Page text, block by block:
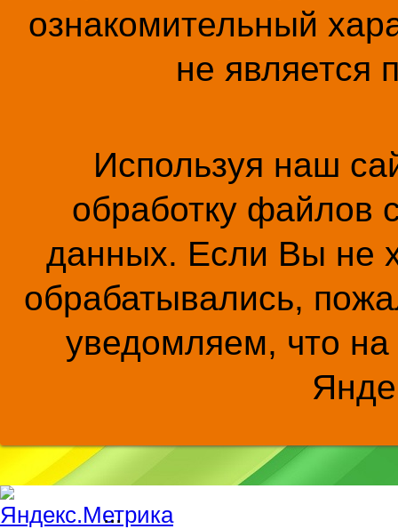
ознакомительный
не является
Используя наш
обработку файлов
данных. Если Вы не
обрабатывались,
уведомляем, что на
...